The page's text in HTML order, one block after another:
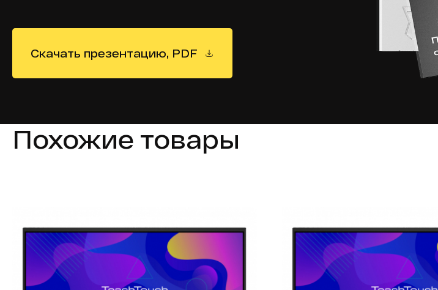
Скачать презентацию, PDF
Похожие товары